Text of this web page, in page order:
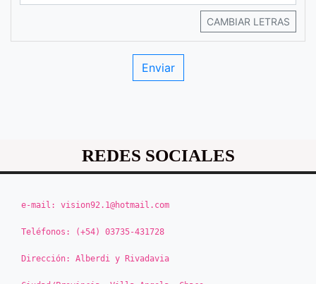
CAMBIAR LETRAS
REDES SOCIALES
e-mail: vision92.1@hotmail.com
Teléfonos: (+54) 03735-431728
Dirección: Alberdi y Rivadavia